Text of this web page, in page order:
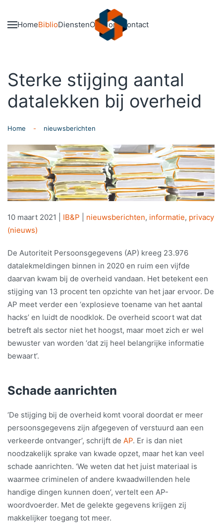
Skip to main content
HomeBiblioDienstenOver onsContact
Sterke stijging aantal
datalekken bij overheid
Home nieuwsberichten
10 maart 2021 IB&P nieuwsberichten, informatie, privacy
(nieuws)
De Autoriteit Persoonsgegevens (AP) kreeg 23.976
datalekmeldingen binnen in 2020 en ruim een vijfde
daarvan kwam bij de overheid vandaan. Het betekent een
stijging van 13 procent ten opzichte van het jaar ervoor. De
AP meet verder een ‘explosieve toename van het aantal
hacks’ en luidt de noodklok. De overheid scoort wat dat
betreft als sector niet het hoogst, maar moet zich er wel
bewuster van worden ‘dat zij heel belangrijke informatie
bewaart’.
Schade aanrichten
‘De stijging bij de overheid komt vooral doordat er meer
persoonsgegevens zijn afgegeven of verstuurd aan een
verkeerde ontvanger’, schrijft de AP. Er is dan niet
noodzakelijk sprake van kwade opzet, maar het kan veel
schade aanrichten. ‘We weten dat het juist materiaal is
waarmee criminelen of andere kwaadwillenden hele
handige dingen kunnen doen’, vertelt een AP-
woordvoerder. Met de gelekte gegevens krijgen zij
makkelijker toegang tot meer.